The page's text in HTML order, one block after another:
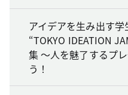
アイデアを生み出す
“TOKYO IDEATION
集 ～人を魅了するプ
う！